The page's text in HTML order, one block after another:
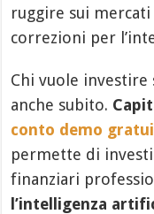
ruggire sui
correzioni per
Chi vuole investire
anche subito.
conto demo
permette di
finanziari
l’intelligenza